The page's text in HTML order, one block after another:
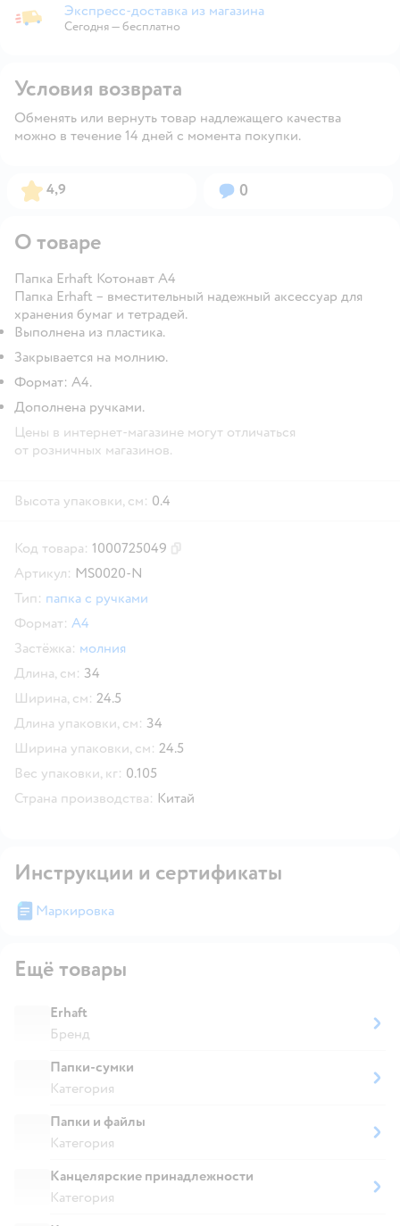
Экспресс-доставка из магазина
Экспресс-доставка из магазина
Сегодня—бесплатно
Условия возврата
Обменять или вернуть товар надлежащего качества
можно в течение 14 дней с момента покупки.
Рейтинг:
4,9 Вопросов:
0
О товаре
Папка Erhaft Котонавт А4
Папка Erhaft – вместительный надежный аксессуар для
хранения бумаг и тетрадей.
Выполнена из пластика.
Закрывается на молнию.
Формат: А4.
Дополнена ручками.
Цены в интернет-магазине могут отличаться
от розничных магазинов.
Высота упаковки, см: 0.4
Код товара: 1000725049
Артикул: MS0020-N
Тип: папка с ручками
Формат: А4
Застёжка: молния
Длина, см: 34
Ширина, см: 24.5
Длина упаковки, см: 34
Ширина упаковки, см: 24.5
Вес упаковки, кг: 0.105
Страна производства: Китай
Инструкции и сертификаты
Маркировка
Ещё товары
Erhaft
Бренд
Папки-сумки
Категория
Папки и файлы
Категория
Канцелярские принадлежности
Категория